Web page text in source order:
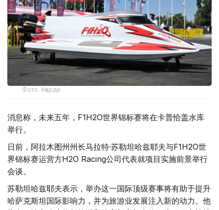
Фото: Ақорда
消息称，未来五年，F1H2O世界锦标赛将在卡普恰盖水库
举行。
日前，阿拉木图州州长马拉特·苏勒坦哈兹耶夫与F1H2O世
界锦标赛运营方H2O Racing公司代表就项目实施前景举行
会谈。
苏勒坦哈兹耶夫表示，举办这一国际顶级赛事将有助于提升
哈萨克斯坦国际影响力，并为旅游业发展注入新的动力。他